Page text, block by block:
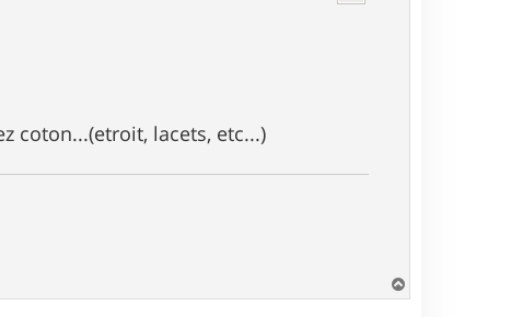
coton...(etroit, lacets, etc...)
a